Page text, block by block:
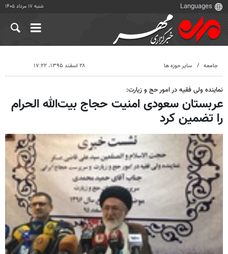
شنبه ۱۷ مرداد ۱۴۰۵
جامعه سایر حوزه ها ۲۸ اسفند ۱۳۹۵، ۱۷:۲۲
نماینده ولی فقیه در امور حج و زیارت:
عربستان سعودی امنیت حجاج بیت‌الله الحرام
را تضمین کرد